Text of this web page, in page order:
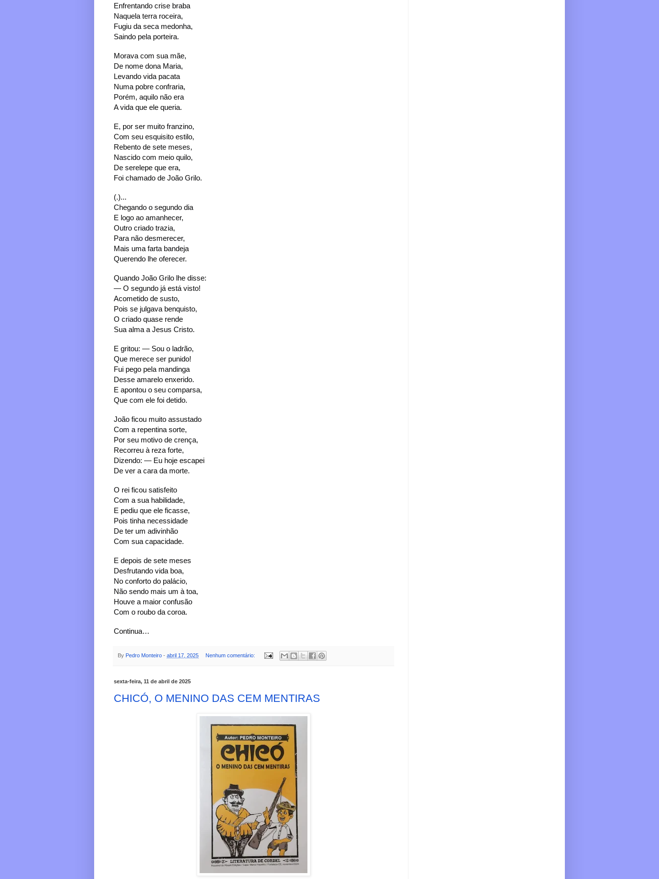
Enfrentando crise braba
Naquela terra roceira,
Fugiu da seca medonha,
Saindo pela porteira.
Morava com sua mãe,
De nome dona Maria,
Levando vida pacata
Numa pobre confraria,
Porém, aquilo não era
A vida que ele queria.
E, por ser muito franzino,
Com seu esquisito estilo,
Rebento de sete meses,
Nascido com meio quilo,
De serelepe que era,
Foi chamado de João Grilo.
(.)...
Chegando o segundo dia
E logo ao amanhecer,
Outro criado trazia,
Para não desmerecer,
Mais uma farta bandeja
Querendo lhe oferecer.
Quando João Grilo lhe disse:
— O segundo já está visto!
Acometido de susto,
Pois se julgava benquisto,
O criado quase rende
Sua alma a Jesus Cristo.
E gritou: — Sou o ladrão,
Que merece ser punido!
Fui pego pela mandinga
Desse amarelo enxerido.
E apontou o seu comparsa,
Que com ele foi detido.
João ficou muito assustado
Com a repentina sorte,
Por seu motivo de crença,
Recorreu à reza forte,
Dizendo: — Eu hoje escapei
De ver a cara da morte.
O rei ficou satisfeito
Com a sua habilidade,
E pediu que ele ficasse,
Pois tinha necessidade
De ter um adivinhão
Com sua capacidade.
E depois de sete meses
Desfrutando vida boa,
No conforto do palácio,
Não sendo mais um à toa,
Houve a maior confusão
Com o roubo da coroa.
Continua…
By Pedro Monteiro - abril 17, 2025 Nenhum comentário:
sexta-feira, 11 de abril de 2025
CHICÓ, O MENINO DAS CEM MENTIRAS